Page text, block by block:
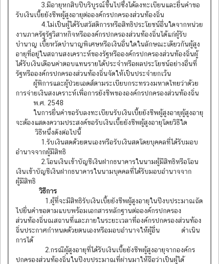
3.มีอายุหกสิบปีบริบูรณ์ขึ้นไปซึ่งได้ลงทะเบียนและยื่นคำขอ
รับเงินเบี้ยยังชีพผู้สูงอายุต่อองค์กรปกครองส่วนท้องถิ่น
4.ไม่เป็นผู้ได้รับสวัสดิการหรือสิทธิประโยชน์อื่นใดจากหน่วย
งานภาครัฐรัฐวิสาหกิจหรือองค์กรปกครองส่วนท้องถิ่นได้แก่ผู้รับ
บำนาญ เบี้ยหวัดบำนาญพิเศษหรือเงินอื่นใดในลักษณะเดียวกันผู้สูง
อายุที่อยู่ในสถานสงเคราะห์ของรัฐหรือองค์กรปกครองส่วนท้องถิ่นผู้
ได้รับเงินเดือนค่าตอบแทนรายได้ประจำหรือผลประโยชน์อย่างอื่นที่
รัฐหรือองค์กรปกครองส่วนท้องถิ่นจัดให้เป็นประจำยกเว้น
ผู้พิการและผู้ป่วยเอดส์ตามระเบียบกระทรวงมหาดไทยว่าด้วย
การจ่ายเงินสงเคราะห์เพื่อการยังชีพขององค์กรปกครองส่วนท้องถิ่น
พ.ศ. 2548
ในการยื่นคำขอรับลงทะเบียนรับเงินเบี้ยยังชีพผู้สูงอายุผู้สูงอายุ
จะต้องแสดงความประสงค์ขอรับเงินเบี้ยยังชีพผู้สูงอายุโดยวิธีใด
วิธีหนึ่งดังต่อไปนี้
1.รับเงินสดด้วยตนเองหรือรับเงินสดโดยบุคคลที่ได้รับมอบ
อำนาจจากผู้มีสิทธิ
2.โอนเงินเข้าบัญชีเงินฝากธนาคารในนามผู้มีสิทธิหรือโอน
เงินเข้าบัญชีเงินฝากธนาคารในนามบุคคลที่ได้รับมอบอำนาจจาก
ผู้มีสิทธิ
วิธีการ
1.ผู้ที่จะมีสิทธิรับเงินเบี้ยยังชีพผู้สูงอายุในปีงบประมาณถัด
ไปยื่นคำขอตามแบบพร้อมเอกสารหลักฐานต่อองค์กรปกครอง
ส่วนท้องถิ่นณสถานที่และภายในระยะเวลาที่องค์กรปกครองส่วนท้อง
ถิ่นประกาศกำหนดด้วยตนเองหรือมอบอำนาจให้ผู้อื่น ดำเนิน
การได้
2.กรณีผู้สูงอายุที่ได้รับเงินเบี้ยยังชีพผู้สูงอายุจากองค์กร
ปกครองส่วนท้องถิ่นในปีงบประมาณที่ผ่านมาให้ถือว่าเป็นผู้ได้